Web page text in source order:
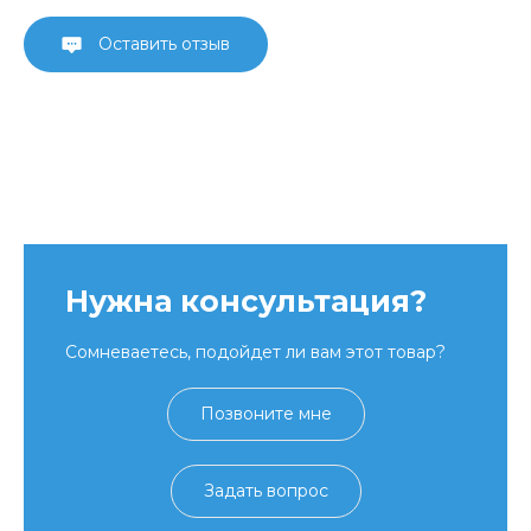
Оставить отзыв
Нужна консультация?
Сомневаетесь, подойдет ли вам этот товар?
Позвоните мне
Задать вопрос